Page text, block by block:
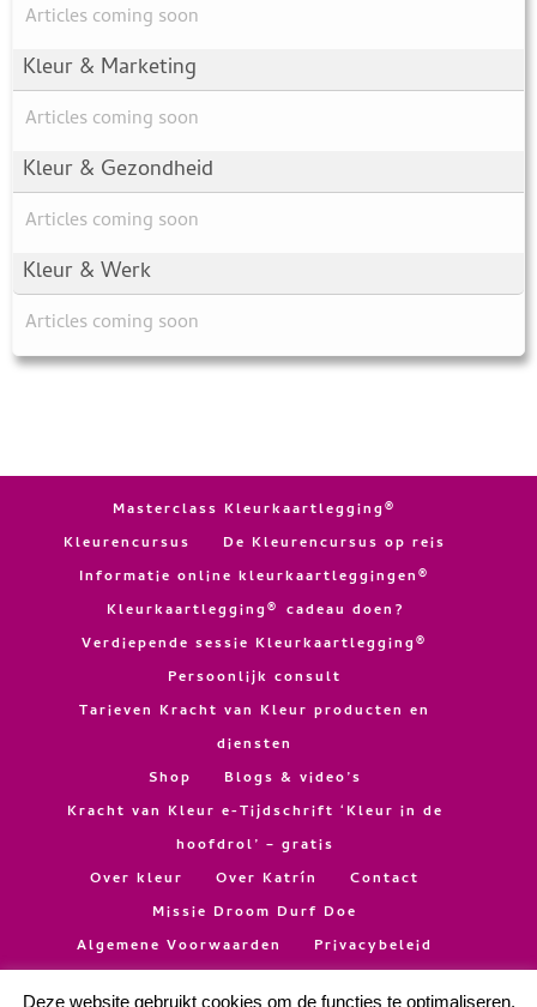
Articles coming soon
Kleur & Marketing
Articles coming soon
Kleur & Gezondheid
Articles coming soon
Kleur & Werk
Articles coming soon
Masterclass Kleurkaartlegging®
Kleurencursus
De Kleurencursus op reis
Informatie online kleurkaartleggingen®
Kleurkaartlegging® cadeau doen?
Verdiepende sessie Kleurkaartlegging®
Persoonlijk consult
Tarieven Kracht van Kleur producten en
diensten
Shop
Blogs & video’s
Kracht van Kleur e-Tijdschrift ‘Kleur in de
hoofdrol’ – gratis
Over kleur
Over Katrín
Contact
Missie Droom Durf Doe
Algemene Voorwaarden
Privacybeleid
Deze website gebruikt cookies om de functies te optimaliseren.